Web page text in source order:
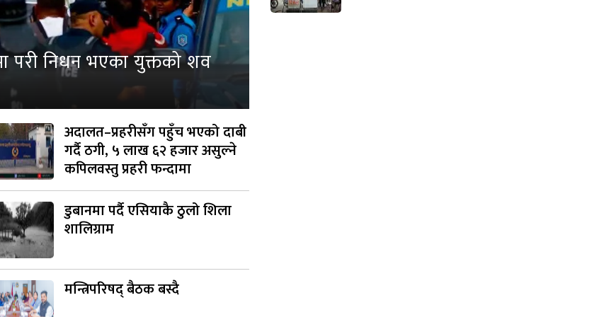
परी निधन भएका युक्तको शव
अदालत–प्रहरीसँग पहुँच भएको दाबी
गर्दै ठगी, ५ लाख ६२ हजार असुल्ने
कपिलवस्तु प्रहरी फन्दामा
डुबानमा पर्दै एसियाकै ठुलो शिला
शालिग्राम
मन्त्रिपरिषद् बैठक बस्दै